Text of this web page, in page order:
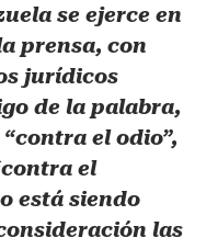
se ejerce en
prensa, con
jurídicos
de la palabra,
el odio”,
el
está siendo
las